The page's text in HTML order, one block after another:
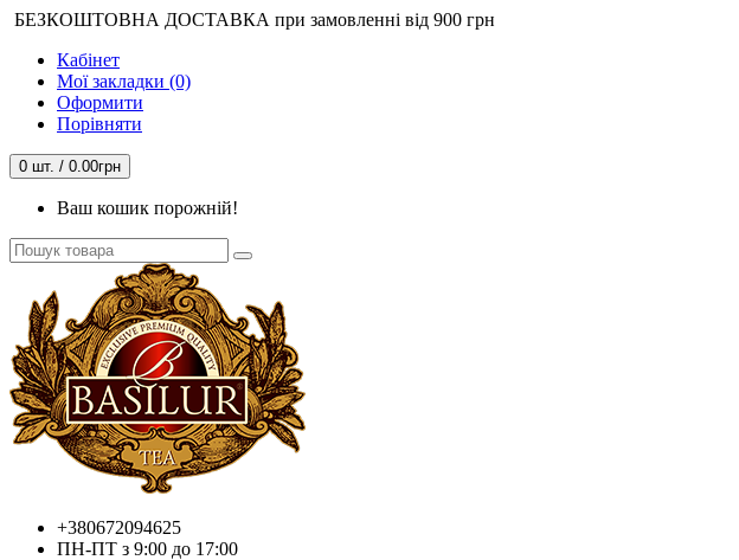
БЕЗКОШТОВНА ДОСТАВКА при замовленні від 900 грн
Кабінет
Мої закладки (0)
Оформити
Порівняти
0 шт. / 0.00грн
Ваш кошик порожній!
+380672094625
ПН-ПТ з 9:00 до 17:00